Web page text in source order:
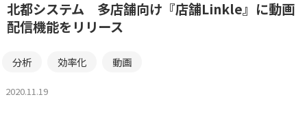
北都システム 多店舗向け『店舗Linkle』に動画
配信機能をリリース
分析 効率化 動画
2020.11.19